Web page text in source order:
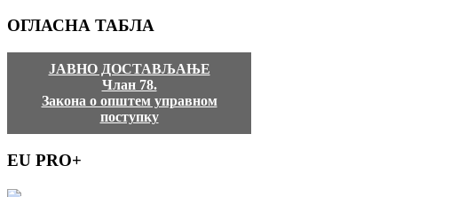
ОГЛАСНА ТАБЛА
ЈАВНО ДОСТАВЉАЊЕ
Члан 78.
Закона о општем управном
поступку
EU PRO+